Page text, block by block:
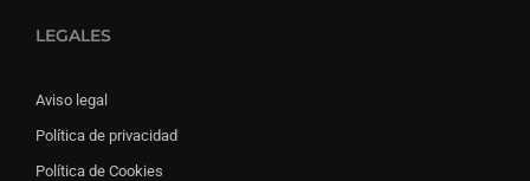
LEGALES
Aviso legal
Política de privacidad
Política de Cookies